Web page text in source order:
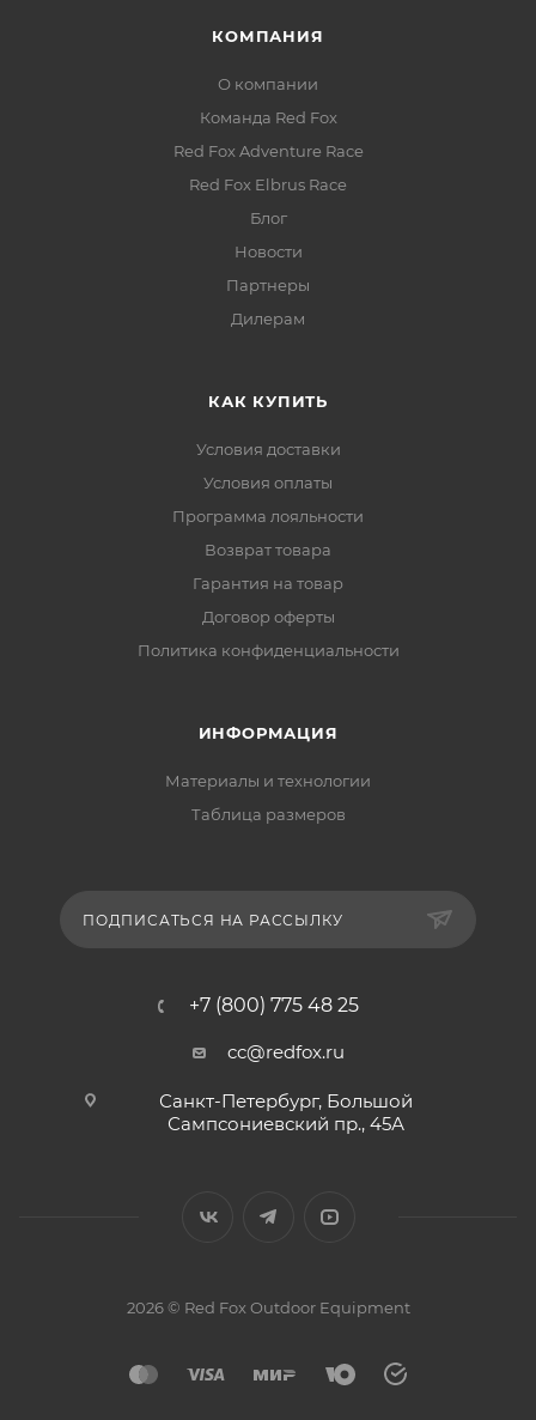
КОМПАНИЯ
О компании
Команда Red Fox
Red Fox Adventure Race
Red Fox Elbrus Race
Блог
Новости
Партнеры
Дилерам
КАК КУПИТЬ
Условия доставки
Условия оплаты
Программа лояльности
Возврат товара
Гарантия на товар
Договор оферты
Политика конфиденциальности
ИНФОРМАЦИЯ
Материалы и технологии
Таблица размеров
ПОДПИСАТЬСЯ НА РАССЫЛКУ
+7 (800) 775 48 25
cc@redfox.ru
Санкт-Петербург, Большой
Сампсониевский пр., 45А
2026 © Red Fox Outdoor Equipment